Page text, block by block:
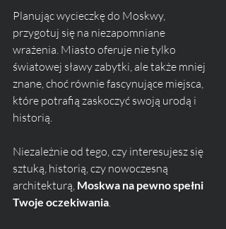
Planując wycieczkę do Moskwy,
przygotuj się na niezapomniane
wrażenia. Miasto oferuje nie tylko
światowej sławy zabytki, ale także mniej
znane, choć równie fascynujące miejsca,
które potrafią zaskoczyć swoją urodą i
historią.
Niezależnie od tego, czy interesujesz się
sztuką, historią, czy nowoczesną
architekturą, Moskwa na pewno spełni
Twoje oczekiwania.